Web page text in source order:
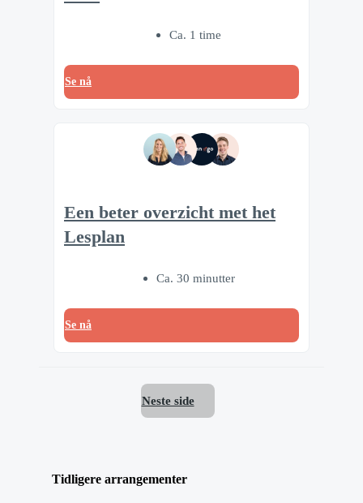
Ca. 1 time
Se nå
Een beter overzicht met het
Lesplan
Ca. 30 minutter
Se nå
Neste side
Tidligere arrangementer